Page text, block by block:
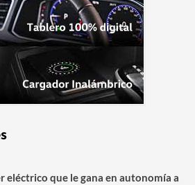
eléctrico que le gana en autonomía a